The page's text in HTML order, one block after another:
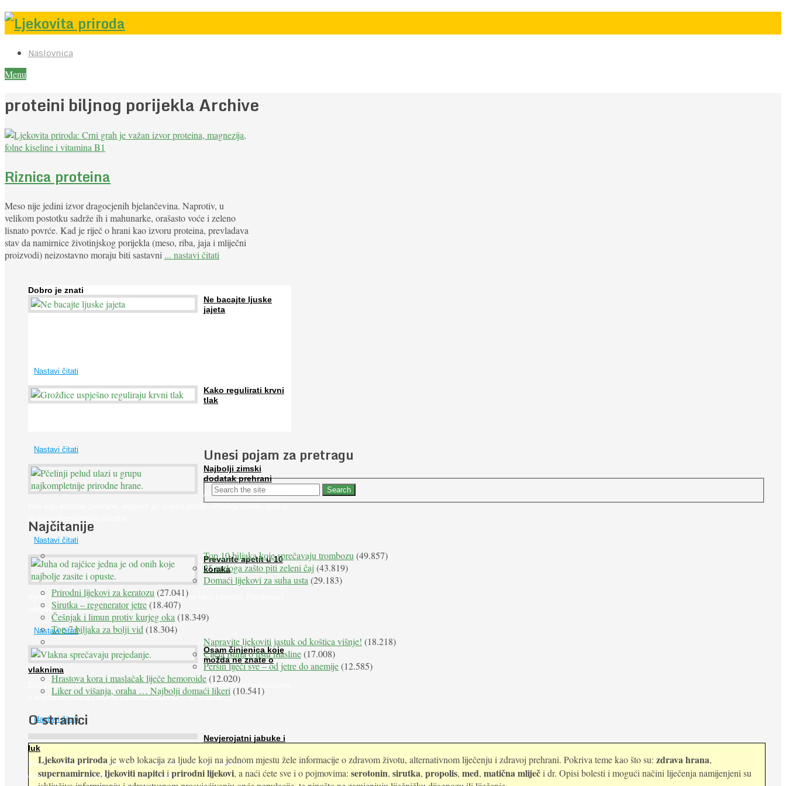
Naslovnica
Menu
proteini biljnog porijekla Archive
Riznica proteina
Meso nije jedini izvor dragocjenih bjelančevina. Naprotiv, u
velikom postotku sadrže ih i mahunarke, orašasto voće i zeleno
lisnato povrće. Kad je riječ o hrani kao izvoru proteina, prevladava
stav da namirnice životinjskog porijekla (meso, riba, jaja i mliječni
proizvodi) neizostavno moraju biti sastavni ... nastavi čitati
Dobro je znati
Ne bacajte ljuske
jajeta
Nastavi čitati
Kako regulirati krvni
tlak
Nastavi čitati
Najbolji zimski
dodatak prehrani
Ako se pitate što nabaviti
grupu najkompletnije prirodne ...
Nastavi čitati
Prevarite apetit u 10
koraka
Želudac teško trpi stroge
dijete i gladovanje, no srećom po nas može ga se lako zavarati. Nezdravu i
pretjeranu želju ...
Nastavi čitati
Osam činjenica koje
možda ne znate o
vlaknima
Evo zašto su vlakna važna i zašto nas bombardiraju reklamama i pakiranjima
u kojima obećavaju najviši postotak vlakana ... 1. Vlakna ...
Nastavi čitati
Nevjerojatni jabuke i
luk
Muče li vas tegobe vezane uz srce, oči i živce, od kojih pati većina
dijabetičara u kasnijem stadiju bolesti, jabuke ...
Unesi pojam za pretragu
Najčitanije
Top 10 biljaka koje sprečavaju trombozu (49.857)
25 razloga zašto piti zeleni čaj (43.819)
Domaći lijekovi za suha usta (29.183)
Prirodni lijekovi za keratozu (27.041)
Sirutka – regenerator jetre(18.407)
Češnjak i limun protiv kurjeg oka (18.349)
Top 7 biljaka za bolji vid (18.304)
Napravite ljekoviti jastuk od koštica višnje! (18.218)
Cijela istina o listu masline(17.008)
Peršin liječi sve – od jetre do anemije(12.585)
Hrastova kora i maslačak liječe hemoroide(12.020)
Liker od višanja, oraha … Najbolji domaći likeri (10.541)
O stranici
Ljekovita prirodaje web lokacija za ljude koji na jednom mjestu žele informacije o zdravom životu, alternativnom liječenju i zdravoj prehrani. Pokriva teme kao što su: zdrava hrana,
supernamirnice,ljekoviti napitciiprirodni lijekovi, a naći ćete sve i o pojmovima: serotonin, sirutka, propolis, med, matična mliječi dr. Opisi bolesti i mogući načini liječenja namijenjeni su